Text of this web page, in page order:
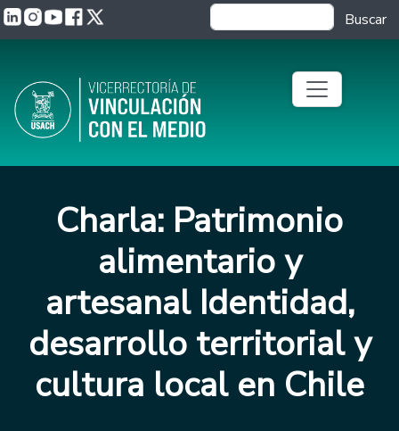
Pasar al contenido principalBuscar
Charla: Patrimonio
alimentario y
artesanal Identidad,
desarrollo territorial y
cultura local en Chile